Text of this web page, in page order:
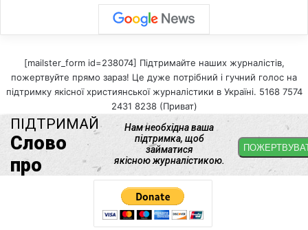
[mailster_form id=238074] Підтримайте наших журналістів,
пожертвуйте прямо зараз! Це дуже потрібний і гучний голос на
підтримку якісної християнської журналістики в Україні. 5168 7574
2431 8238 (Приват)